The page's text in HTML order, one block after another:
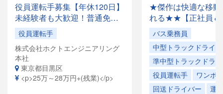
役員運転手募集【年休120日】
未経験者も大歓迎！普通免許
があれば応募OK✨月収28万円
以上も可能！創業35年の安定
企業で、「快適な空間」を提
供するお仕事です。
役員運転手
株式会社ホクトエンジニアリング
本社
東京都目黒区
<p>25万～28万円+(残業)</p>
★傑作は快適な移動
れる★★【正社員＆
でドライバー大量
容は全国各地を回
ドライバーや、VIP
ヤードライバーな
員寮完備！引越祝
給（規定有）あり
バス乗務員
中型トラックドライ
準中型トラックドラ
役員運転手
ワンボ
回送ドライバー
運